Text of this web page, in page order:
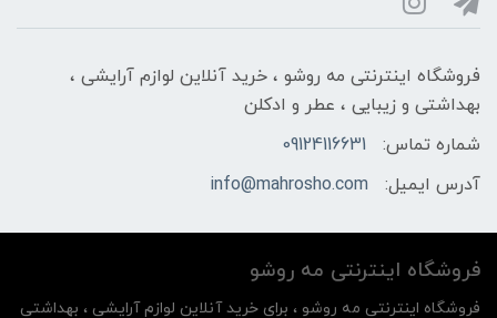
فروشگاه اینترنتی مه‌ رو‌شو ، خرید آنلاین لوازم آرایشی ،
بهداشتی و زیبایی ، عطر و ادکلن
شماره تماس:
09124116631
آدرس ایمیل:
info@mahrosho.com
فروشگاه اینترنتی مه‌ رو‌شو
فروشگاه اینترنتی مه‌ رو‌شو ، برای خرید آنلاین لوازم آرایشی ، بهداشتی